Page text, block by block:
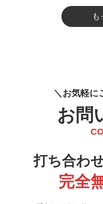
も
お気軽に
お問
打ち合わ
完全